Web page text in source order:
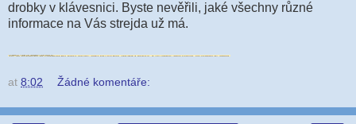
drobky v klávesnici. Byste nevěřili, jaké všechny různé
informace na Vás strejda už má.
at 8:02 Žádné komentáře: